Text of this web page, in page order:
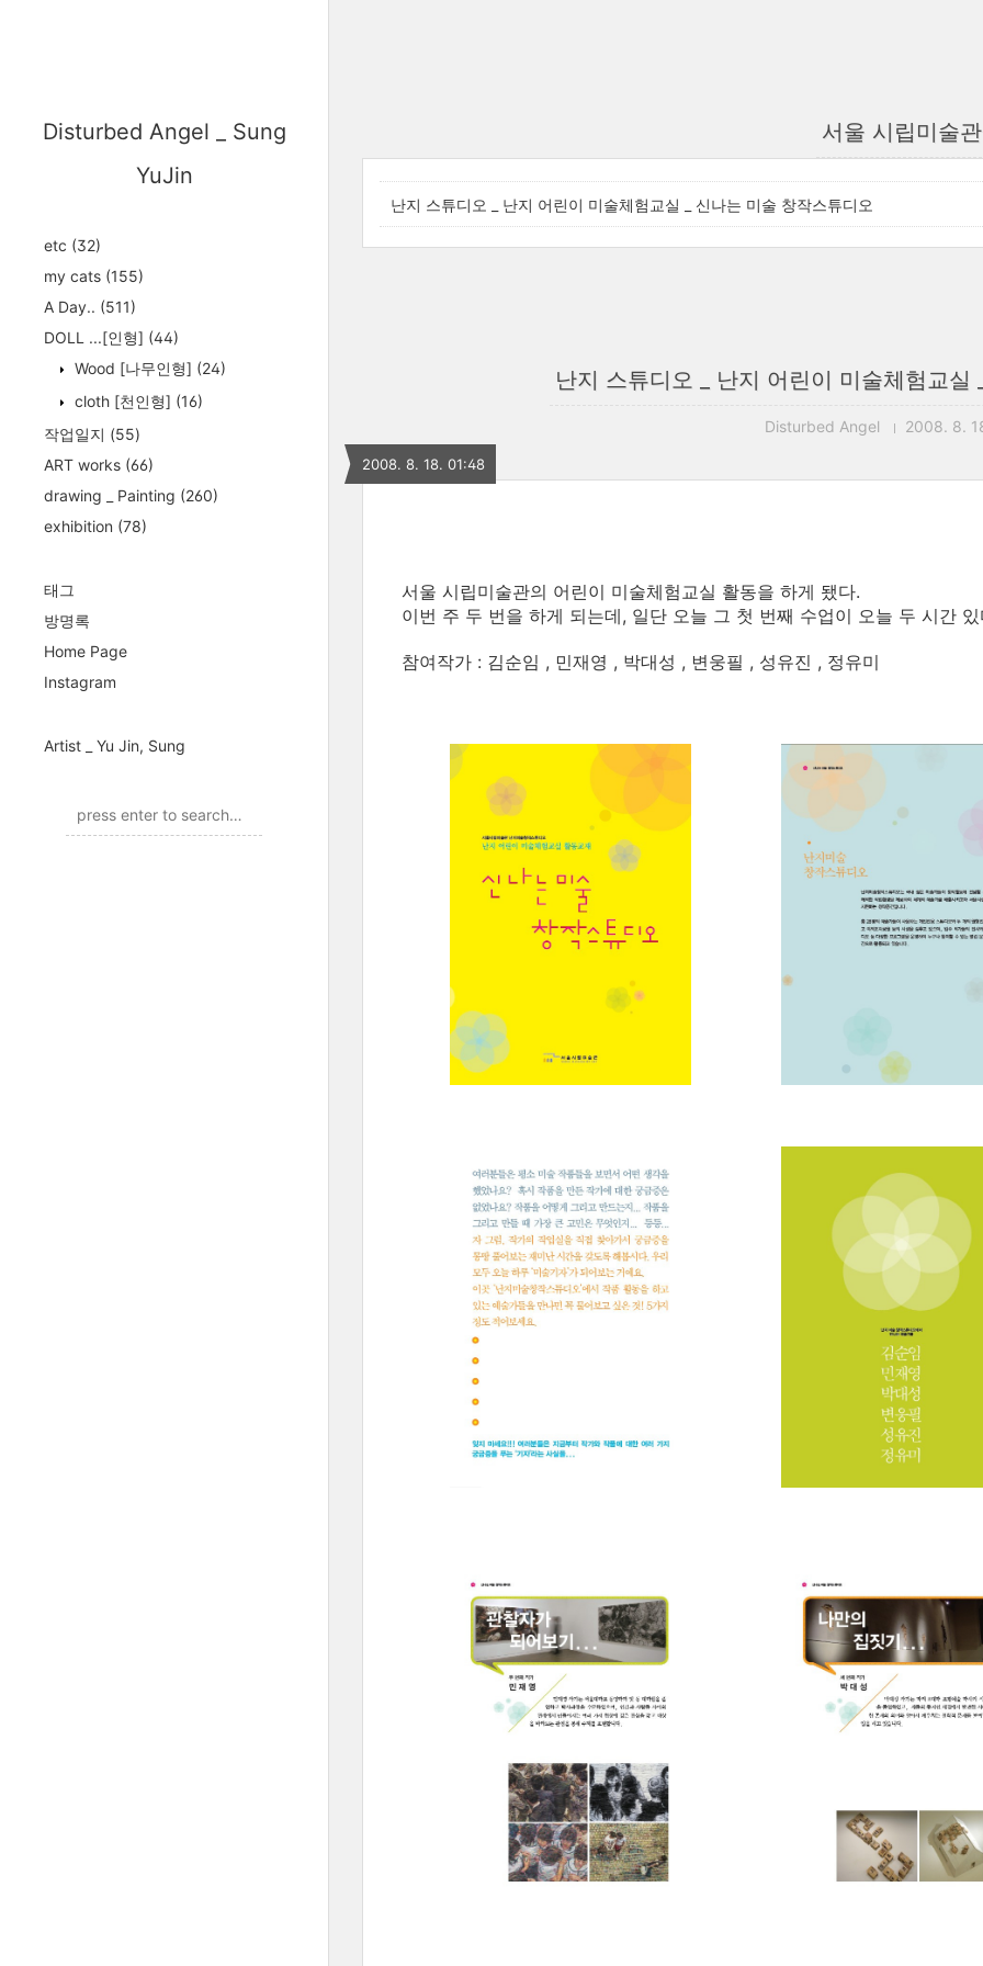
Disturbed Angel _ Sung
YuJin
etc (32)
my cats (155)
A Day.. (511)
DOLL ...[인형] (44)
Wood [나무인형] (24)
cloth [천인형] (16)
작업일지 (55)
ART works (66)
drawing _ Painting (260)
exhibition (78)
태그
방명록
Home Page
Instagram
Artist _ Yu Jin, Sung
서울 시립미술관
난지 스튜디오 _ 난지 어린이 미술체험교실 _ 신나는 미술 창작스튜디오
난지 스튜디오 _ 난지 어린이 미술체험교실
Disturbed Angel 2008. 8.
2008. 8. 18. 01:48
서울 시립미술관의 어린이 미술체험교실 활동을 하게 됐다.
이번 주 두 번을 하게 되는데, 일단 오늘 그 첫 번째 수업이 오늘 두 시간 있
참여작가 : 김순임 , 민재영 , 박대성 , 변웅필 , 성유진 , 정유미